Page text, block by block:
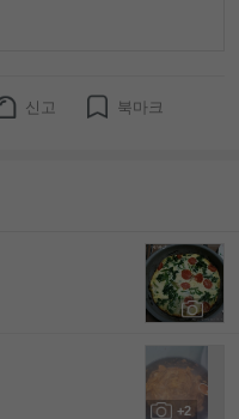
신고 북마크
+2